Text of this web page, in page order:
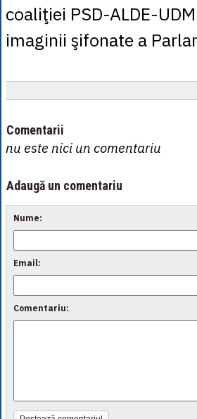
coaliţiei PSD-ALDE-
imaginii şifonate a
Comentarii
nu este nici un comentariu
Adaugă un comentariu
Nume:
Email:
Comentariu: